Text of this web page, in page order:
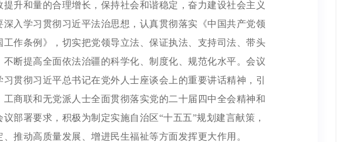
提升和量的合理增长，保持社会和谐稳定，奋力建设社会主义
深入学习贯彻习近平法治思想，认真贯彻落实《中国共产党领
工作条例》，切实把党领导立法、保证执法、支持司法、带头
不断提高全面依法治疆的科学化、制度化、规范化水平。会议
贯彻习近平总书记在党外人士座谈会上的重要讲话精神，引
工商联和无党派人士全面贯彻落实党的二十届四中全会精神和
部署要求，积极为制定实施自治区“十五五”规划建言献策，
推动高质量发展、增进民生福祉等方面发挥更大作用。